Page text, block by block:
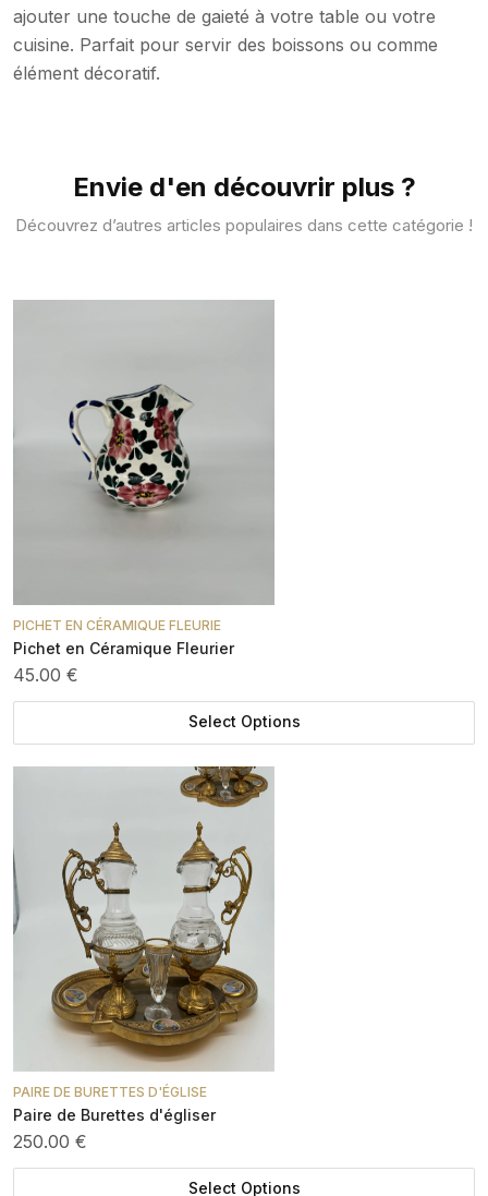
ajouter une touche de gaieté à votre table ou votre
cuisine. Parfait pour servir des boissons ou comme
élément décoratif.
Envie d'en découvrir plus ?
Découvrez d’autres articles populaires dans cette catégorie !
PICHET EN CÉRAMIQUE FLEURIE
Pichet en Céramique Fleurier
45.00 €
Select Options
PAIRE DE BURETTES D'ÉGLISE
Paire de Burettes d'égliser
250.00 €
Select Options